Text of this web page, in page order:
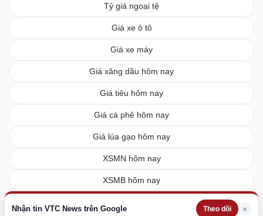
Nhận tin VTC News trên Google Theo dõi ×
Tỷ giá ngoại tệ
Giá xe ô tô
Giá xe máy
Giá xăng dầu hôm nay
Giá tiêu hôm nay
Giá cà phê hôm nay
Giá lúa gạo hôm nay
XSMN hôm nay
XSMB hôm nay